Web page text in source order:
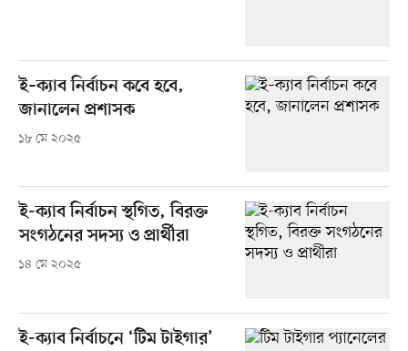
ই–ক্যাব নির্বাচন কবে হবে,
জানালেন প্রশাসক
১৮ মে ২০২৫
ই-ক্যাব নির্বাচন স্থগিত, বিরক্ত
সংগঠনের সদস্য ও প্রার্থীরা
১৪ মে ২০২৫
ই-ক্যাব নির্বাচনে ‘টিম টাইগার’